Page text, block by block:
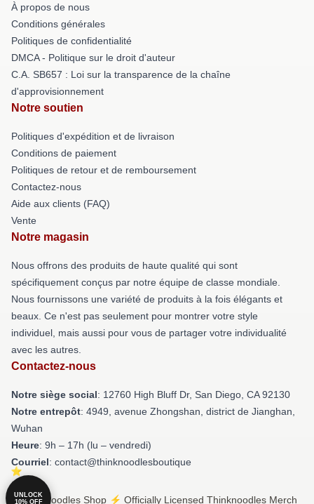
À propos de nous
Conditions générales
Politiques de confidentialité
DMCA - Politique sur le droit d'auteur
C.A. SB657 : Loi sur la transparence de la chaîne
d'approvisionnement
Notre soutien
Politiques d'expédition et de livraison
Conditions de paiement
Politiques de retour et de remboursement
Contactez-nous
Aide aux clients (FAQ)
Vente
Notre magasin
Nous offrons des produits de haute qualité qui sont
spécifiquement conçus par notre équipe de classe mondiale.
Nous fournissons une variété de produits à la fois élégants et
beaux. Ce n'est pas seulement pour montrer votre style
individuel, mais aussi pour vous de partager votre individualité
avec les autres.
Contactez-nous
Notre siège social: 12760 High Bluff Dr, San Diego, CA 92130
Notre entrepôt: 4949, avenue Zhongshan, district de Jianghan,
Wuhan
Heure: 9h – 17h (lu – vendredi)
Courriel: contact@thinknoodlesboutique
© Thinknoodles Shop ⚡️ Officially Licensed Thinknoodles Merch
UNLOCK
10% OFF